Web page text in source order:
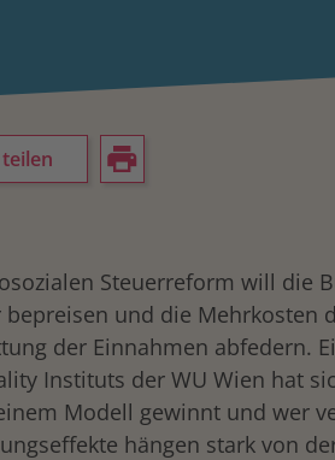
Steuerreform will die
bepreisen und die Mehrkosten
der Einnahmen abfedern.
Instituts der WU Wien hat
Modell gewinnt und wer
hängen stark von